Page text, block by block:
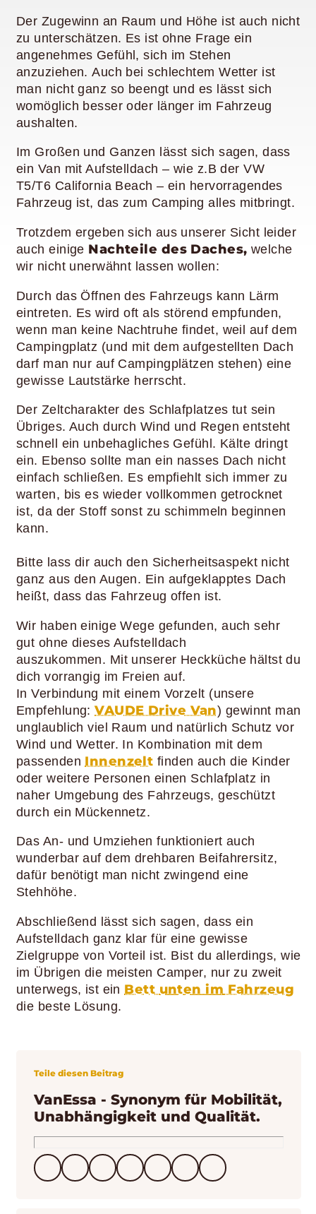
Der Zugewinn an Raum und Höhe ist auch nicht
zu unterschätzen. Es ist ohne Frage ein
angenehmes Gefühl, sich im Stehen
anzuziehen. Auch bei schlechtem Wetter ist
man nicht ganz so beengt und es lässt sich
womöglich besser oder länger im Fahrzeug
aushalten.
Im Großen und Ganzen lässt sich sagen, dass
ein Van mit Aufstelldach – wie z.B der VW
T5/T6 California Beach – ein hervorragendes
Fahrzeug ist, das zum Camping alles mitbringt.
Trotzdem ergeben sich aus unserer Sicht leider
auch einige Nachteile des Daches, welche
wir nicht unerwähnt lassen wollen:
Durch das Öffnen des Fahrzeugs kann Lärm
eintreten. Es wird oft als störend empfunden,
wenn man keine Nachtruhe findet, weil auf dem
Campingplatz (und mit dem aufgestellten Dach
darf man nur auf Campingplätzen stehen) eine
gewisse Lautstärke herrscht.
Der Zeltcharakter des Schlafplatzes tut sein
Übriges. Auch durch Wind und Regen entsteht
schnell ein unbehagliches Gefühl. Kälte dringt
ein. Ebenso sollte man ein nasses Dach nicht
einfach schließen. Es empfiehlt sich immer zu
warten, bis es wieder vollkommen getrocknet
ist, da der Stoff sonst zu schimmeln beginnen
kann.
Bitte lass dir auch den Sicherheitsaspekt nicht
ganz aus den Augen. Ein aufgeklapptes Dach
heißt, dass das Fahrzeug offen ist.
Wir haben einige Wege gefunden, auch sehr
gut ohne dieses Aufstelldach
auszukommen. Mit unserer Heckküche hältst du
dich vorrangig im Freien auf.
In Verbindung mit einem Vorzelt (unsere
Empfehlung:VAUDE Drive Van) gewinnt man
unglaublich viel Raum und natürlich Schutz vor
Wind und Wetter. In Kombination mit dem
passenden Innenzelt finden auch die Kinder
oder weitere Personen einen Schlafplatz in
naher Umgebung des Fahrzeugs, geschützt
durch ein Mückennetz.
Das An- und Umziehen funktioniert auch
wunderbar auf dem drehbaren Beifahrersitz,
dafür benötigt man nicht zwingend eine
Stehhöhe.
Abschließend lässt sich sagen, dass ein
Aufstelldach ganz klar für eine gewisse
Zielgruppe von Vorteil ist. Bist du allerdings, wie
im Übrigen die meisten Camper, nur zu zweit
unterwegs, ist ein Bett unten im Fahrzeug
die beste Lösung.
Teile diesen Beitrag
VanEssa - Synonym für Mobilität,
Unabhängigkeit und Qualität.